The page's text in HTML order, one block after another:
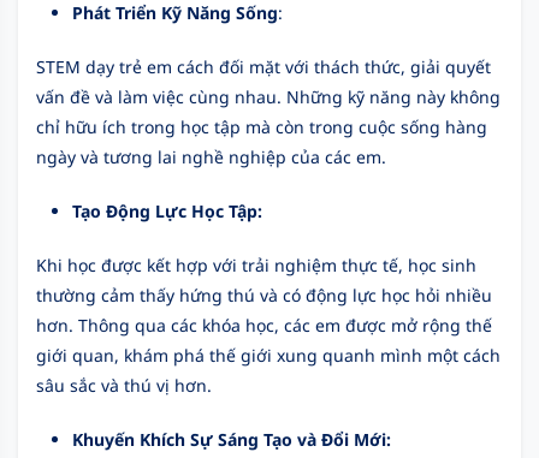
Phát Triển Kỹ Năng Sống:
STEM dạy trẻ em cách đối mặt với thách thức, giải quyết
vấn đề và làm việc cùng nhau. Những kỹ năng này không
chỉ hữu ích trong học tập mà còn trong cuộc sống hàng
ngày và tương lai nghề nghiệp của các em.
Tạo Động Lực Học Tập:
Khi học được kết hợp với trải nghiệm thực tế, học sinh
thường cảm thấy hứng thú và có động lực học hỏi nhiều
hơn. Thông qua các khóa học, các em được mở rộng thế
giới quan, khám phá thế giới xung quanh mình một cách
sâu sắc và thú vị hơn.
Khuyến Khích Sự Sáng Tạo và Đổi Mới: